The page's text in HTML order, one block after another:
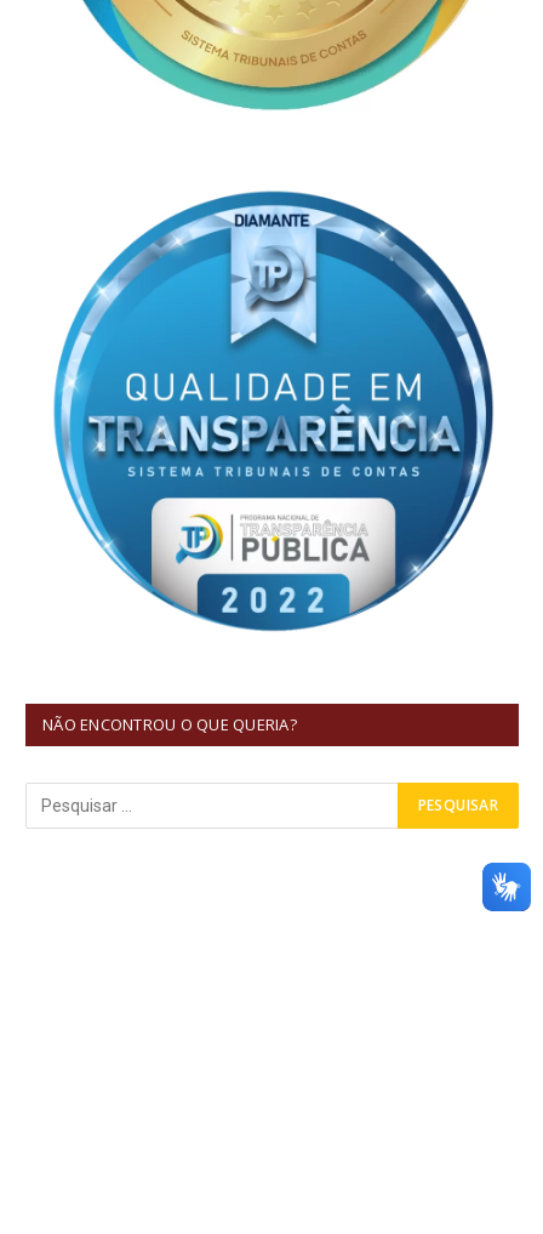
NÃO ENCONTROU O QUE QUERIA?